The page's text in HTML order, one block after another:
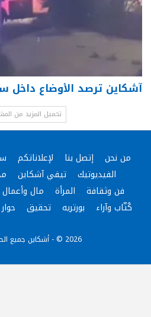
آشكاين ترصد الأوضاع داخل
تحميل المزيد من
من نحن إتصل بنا لإعلاناتكم
الفيديوتيك
تيفي آشكاين
فن وثقافة
المرأة مال وأعمال
كُتّاب وآراء
بورتريه تحقيق حوار
2026 © - أشكاين جميع الحقوق محفوظة